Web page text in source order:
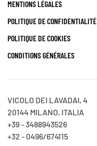
MENTIONS LÉGALES
POLITIQUE DE CONFIDENTIALITÉ
POLITIQUE DE COOKIES
CONDITIONS GÉNÉRALES
VICOLO DEI LAVADAI, 4
20144 MILANO, ITALIA
+39 - 3488943526
+32 - 0496/674115